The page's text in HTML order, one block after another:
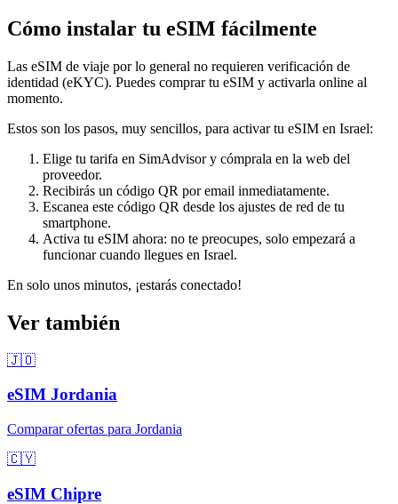
Cómo instalar tu eSIM fácilmente
Las eSIM de viaje por lo general no requieren verificación de
identidad (eKYC). Puedes comprar tu eSIM y activarla online al
momento.
Estos son los pasos, muy sencillos, para activar tu eSIM en Israel:
Elige tu tarifa en SimAdvisor y cómprala en la web del
proveedor.
Recibirás un código QR por email inmediatamente.
Escanea este código QR desde los ajustes de red de tu
smartphone.
Activa tu eSIM ahora: no te preocupes, solo empezará a
funcionar cuando llegues en Israel.
En solo unos minutos, ¡estarás conectado!
Ver también
🇯🇴
eSIM Jordania
Comparar ofertas para Jordania
🇨🇾
eSIM Chipre